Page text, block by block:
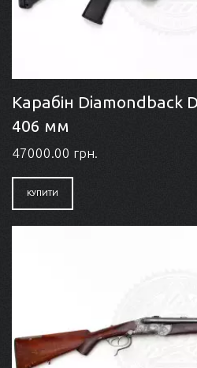
Карабін Diamondback
406 мм
47000.00 грн.
КУПИТИ